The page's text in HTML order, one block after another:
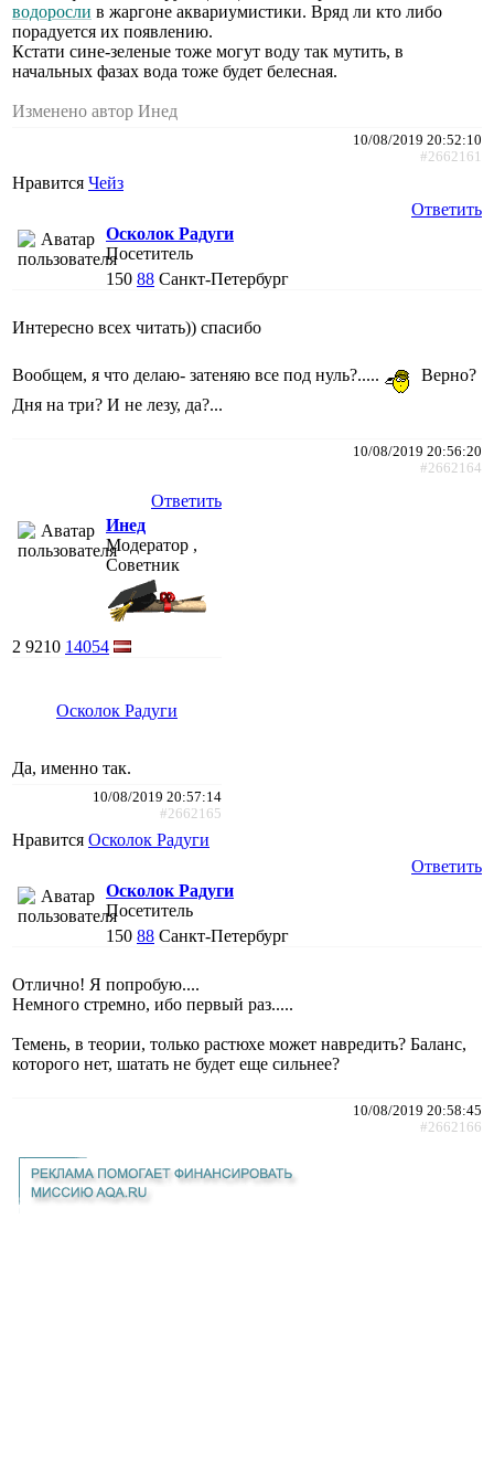
водоросли в жаргоне аквариумистики. Вряд ли кто либо
порадуется их появлению.
Кстати сине-зеленые тоже могут воду так мутить, в
начальных фазах вода тоже будет белесная.
Изменено автор Инед
10/08/2019 20:52:10
#2662161
Нравится Чейз
Ответить
Осколок Радуги
Посетитель
150 88 Санкт-Петербург
Интересно всех читать)) спасибо
Вообщем, я что делаю- затеняю все под нуль?.....
Верно?
Дня на три? И не лезу, да?...
10/08/2019 20:56:20
#2662164
Ответить
Инед
Модератор ,
Советник
2 9210 14054
Осколок Радуги
Да, именно так.
10/08/2019 20:57:14
#2662165
Нравится Осколок Радуги
Ответить
Осколок Радуги
Посетитель
150 88 Санкт-Петербург
Отлично! Я попробую....
Немного стремно, ибо первый раз.....
Темень, в теории, только растюхе может навредить? Баланс,
которого нет, шатать не будет еще сильнее?
10/08/2019 20:58:45
#2662166